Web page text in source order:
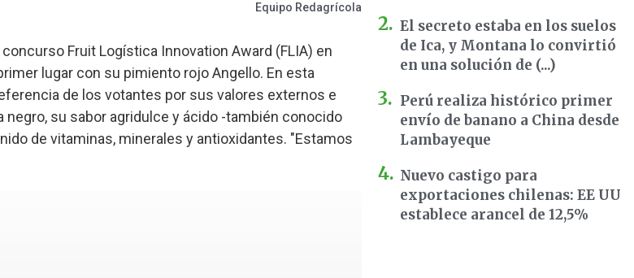
Equipo Redagrícola
Fruit Logística Innovation Award (FLIA) en
lugar con su pimiento rojo Angello. En esta
de los votantes por sus valores externos e
negro, su sabor agridulce y ácido -también conocido
de vitaminas, minerales y antioxidantes. "Estamos
El secreto estaba en los suelos
de Ica, y Montana lo convirtió
en una solución de (...)
Perú realiza histórico primer
envío de banano a China desde
Lambayeque
Nuevo castigo para
exportaciones chilenas: EE UU
establece arancel de 12,5%